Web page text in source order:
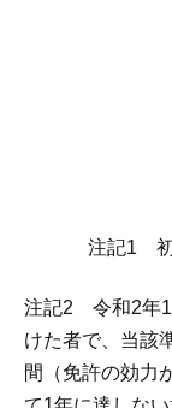
注記1 初
注記2 令和2年
けた者で、当該
間（免許の効力